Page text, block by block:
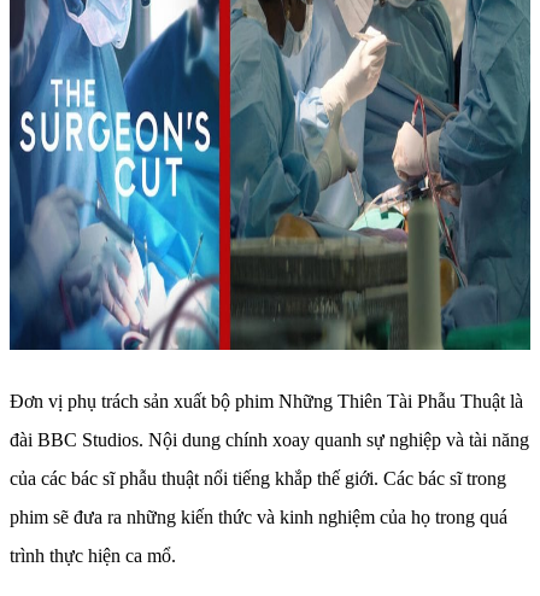
Đơn vị phụ trách sản xuất bộ phim Những Thiên Tài Phẫu Thuật là
đài BBC Studios. Nội dung chính xoay quanh sự nghiệp và tài năng
của các bác sĩ phẫu thuật nổi tiếng khắp thế giới. Các bác sĩ trong
phim sẽ đưa ra những kiến thức và kinh nghiệm của họ trong quá
trình thực hiện ca mổ.